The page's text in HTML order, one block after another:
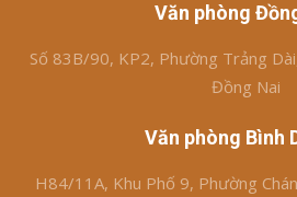
Văn phòng
Số 83B/90, KP2, Phường Trảng
Đồng Nai
Văn phòng Bình
H84/11A, Khu Phố 9, Phường